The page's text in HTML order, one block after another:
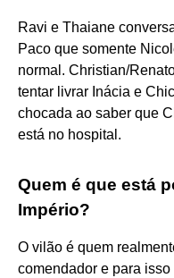
Ravi e Thaiane
Paco que somente
normal. Christian/
tentar livrar Inácia e
chocada ao saber que
está no hospital.
Quem é que está
Império?
O vilão é quem
comendador e para